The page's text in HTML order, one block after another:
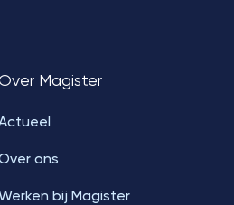
Magister
ons
bij Magister